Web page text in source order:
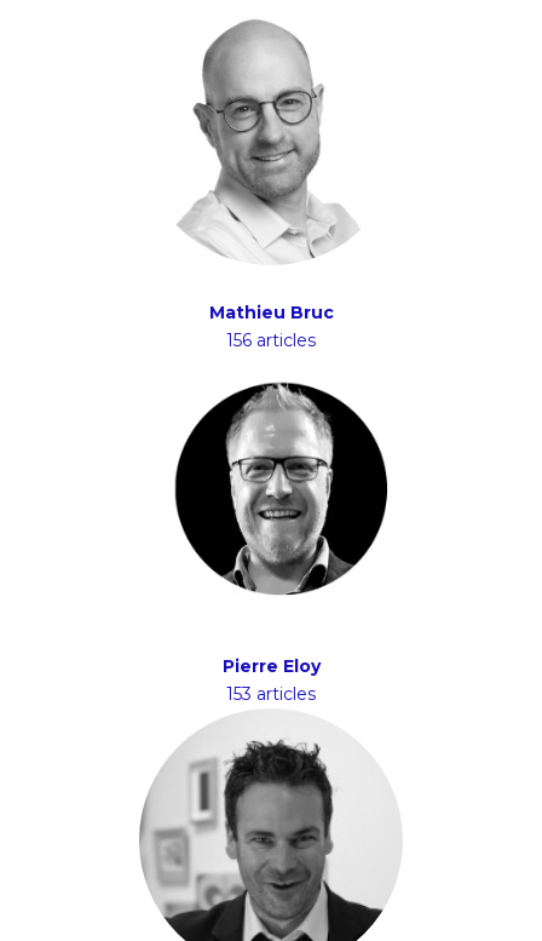
Mathieu Bruc
156 articles
Pierre Eloy
153 articles